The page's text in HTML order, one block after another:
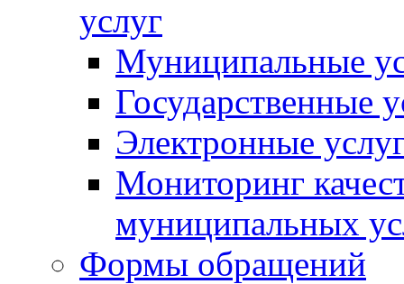
услуг
Муниципальные
Государственные
Электронные
Мониторинг
муниципальных
Формы обращений